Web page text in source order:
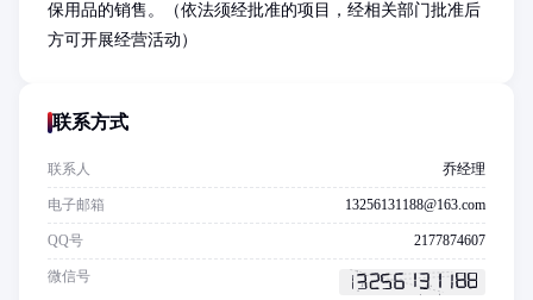
保用品的销售。（依法须经批准的项目，经相关部门批准后
方可开展经营活动）
联系方式
联系人 乔经理
电子邮箱 13256131188@163.com
QQ号 2177874607
微信号